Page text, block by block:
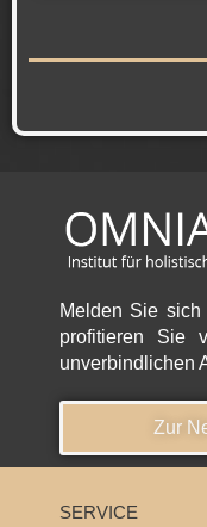
Melden Sie
profitieren Sie
unverbindlichen
Zur
SERVICE